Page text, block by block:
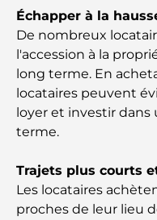
guide ultime
Plan directeur de
norme pour la vie
Maisons
Les meilleures
paysager à Dubaï
extérieurs
Échapper à la
De nombreux
l'accession à la
long terme. En
locataires peuvent
loyer et investir dans
terme.
Trajets plus courts
Les locataires
proches de leur lieu